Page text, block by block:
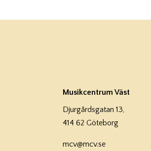
Musikcentrum Väst
Djurgårdsgatan 13,
414 62 Göteborg
mcv@mcv.se